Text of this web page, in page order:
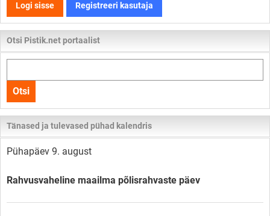
Logi sisse Registreeri kasutaja
Otsi Pistik.net portaalist
kogu
lehelt
Otsi
Tänased ja tulevased pühad kalendris
Pühapäev 9. august
Rahvusvaheline maailma põlisrahvaste päev